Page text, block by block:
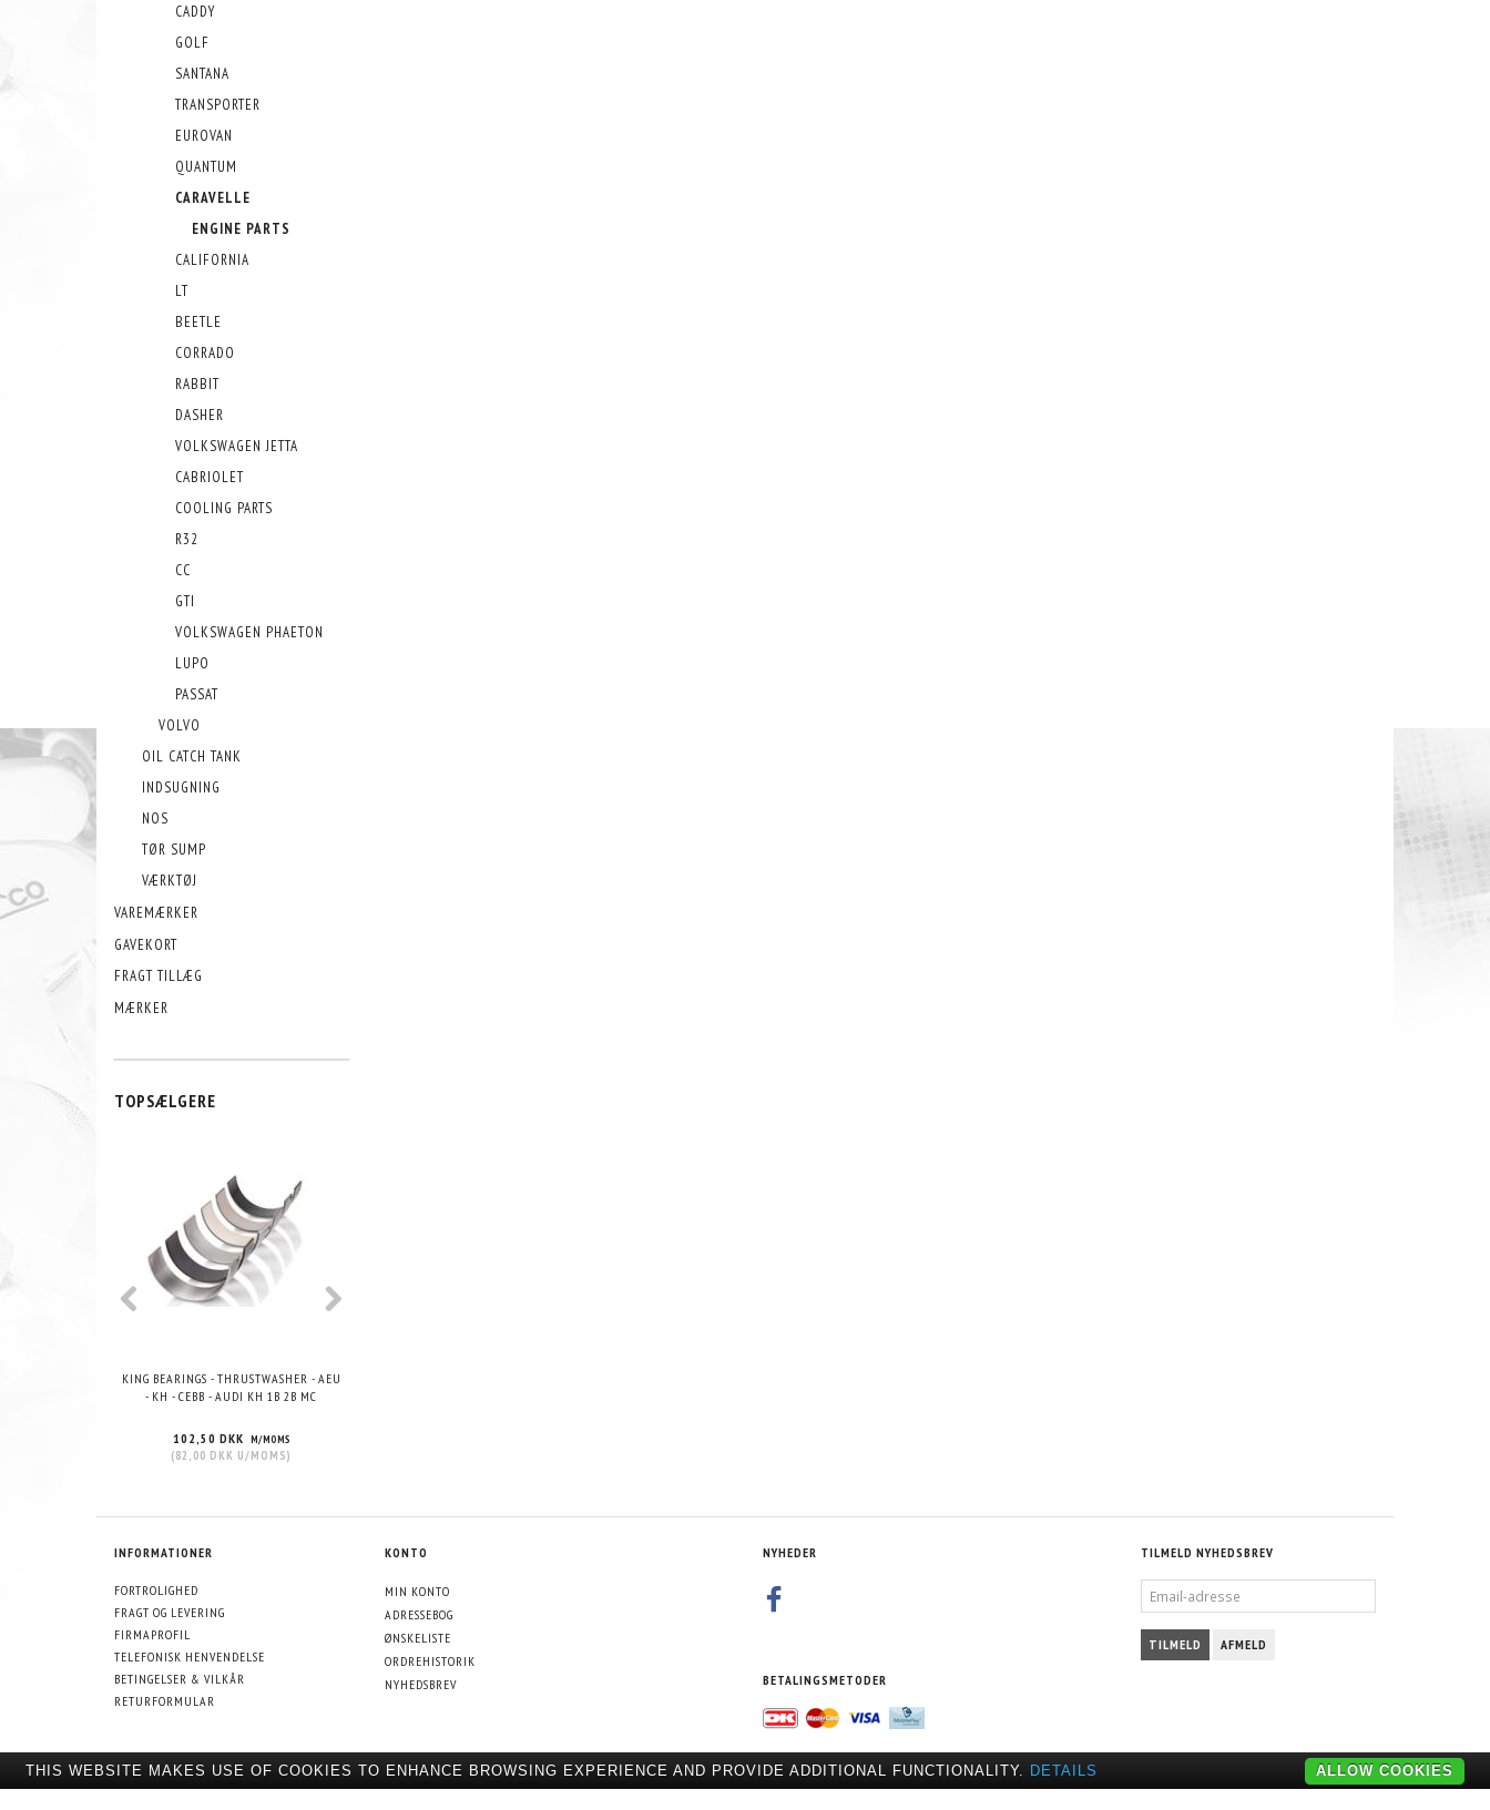
CADDY
GOLF
SANTANA
TRANSPORTER
EUROVAN
QUANTUM
CARAVELLE
ENGINE PARTS
CALIFORNIA
LT
BEETLE
CORRADO
RABBIT
DASHER
VOLKSWAGEN JETTA
CABRIOLET
COOLING PARTS
R32
CC
GTI
VOLKSWAGEN PHAETON
LUPO
PASSAT
VOLVO
OIL CATCH TANK
INDSUGNING
NOS
TØR SUMP
VÆRKTØJ
VAREMÆRKER
GAVEKORT
FRAGT TILLÆG
MÆRKER
TOPSÆLGERE
KING BEARINGS - THRUSTWASHER - AEU
- KH - CEBB - AUDI KH 1B 2B MC
102,50 DKK M/MOMS
(82,00 DKK U/MOMS)
INFORMATIONER
FORTROLIGHED
FRAGT OG LEVERING
FIRMAPROFIL
TELEFONISK HENVENDELSE
BETINGELSER & VILKÅR
RETURFORMULAR
KONTO
MIN KONTO
ADRESSEBOG
ØNSKELISTE
ORDREHISTORIK
NYHEDSBREV
NYHEDER
BETALINGSMETODER
TILMELD NYHEDSBREV
ADRESSE
TILMELD AFMELD
THIS WEBSITE MAKES USE OF COOKIES TO ENHANCE BROWSING EXPERIENCE AND PROVIDE ADDITIONAL FUNCTIONALITY. DETAILS ALLOW COOKIES